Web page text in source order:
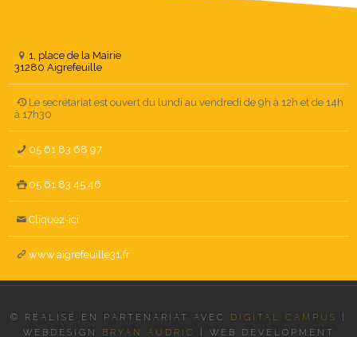
1, place de la Mairie
31280 Aigrefeuille
Le secrétariat est ouvert du lundi au vendredi de 9h à 12h et de 14h
à 17h30
05 61 83 68 97
05 61 83 45 46
Cliquez-ici
www.aigrefeuille31.fr
© RÉALISÉ EN PARTENARIAT AVEC DIGITAL CAMPUS
WEBDESIGN
BRYAN AUDRIC WEB DEVELOPMENT